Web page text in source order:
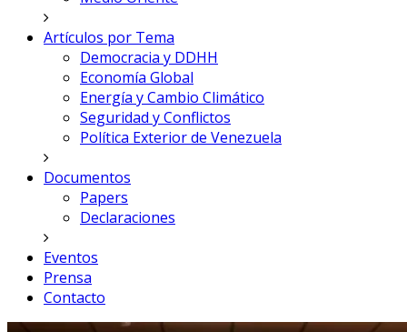
Artículos por Tema
Democracia y DDHH
Economía Global
Energía y Cambio Climático
Seguridad y Conflictos
Política Exterior de Venezuela
Documentos
Papers
Declaraciones
Eventos
Prensa
Contacto